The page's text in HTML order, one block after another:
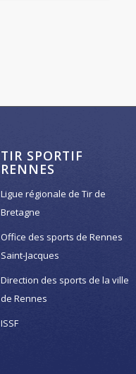
TIR SPORTIF
RENNES
Ligue régionale de Tir de
Bretagne
Office des sports de Rennes
Saint-Jacques
Direction des sports de la ville
de Rennes
ISSF